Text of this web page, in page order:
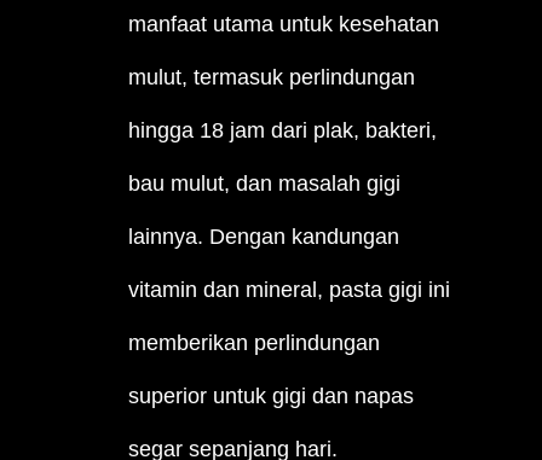
manfaat utama untuk kesehatan
mulut, termasuk perlindungan
hingga 18 jam dari plak, bakteri,
bau mulut, dan masalah gigi
lainnya. Dengan kandungan
vitamin dan mineral, pasta gigi ini
memberikan perlindungan
superior untuk gigi dan napas
segar sepanjang hari.